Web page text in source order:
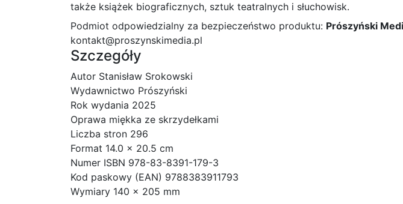
także książek biograficznych, sztuk teatralnych i słuchowisk.
Podmiot odpowiedzialny za bezpieczeństwo produktu: Prószyński
kontakt@proszynskimedia.pl
Szczegóły
Autor Stanisław Srokowski
Wydawnictwo Prószyński
Rok wydania 2025
Oprawa miękka ze skrzydełkami
Liczba stron 296
Format 14.0 x 20.5 cm
Numer ISBN 978-83-8391-179-3
Kod paskowy (EAN) 9788383911793
Wymiary 140 x 205 mm